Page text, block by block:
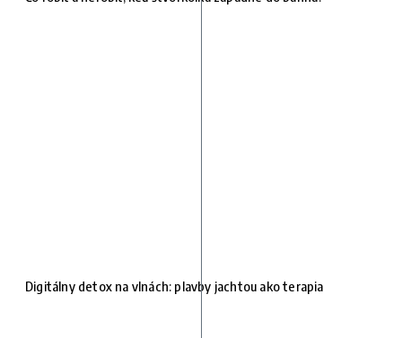
Digitálny detox na vlnách: plavby jachtou ako terapia